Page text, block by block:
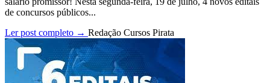
de concursos públicos...
Ler post completo → Redação Cursos Pirata